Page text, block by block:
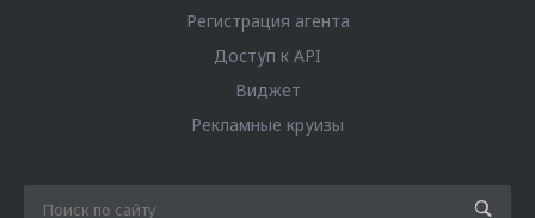
Регистрация агента
Доступ к API
Виджет
Рекламные круизы